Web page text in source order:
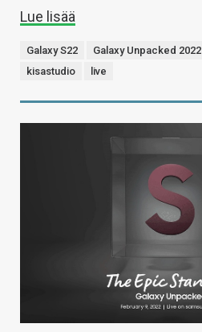
Lue lisää
Galaxy S22 Galaxy Unpacked 2022
kisastudio
live